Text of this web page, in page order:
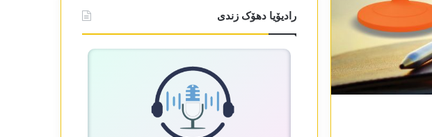
رادیۆیا دھۆک زندی